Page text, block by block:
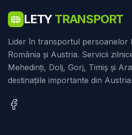
LETY TRANSPORT
Lider în transportul persoanelor
România și Austria. Servicii
Mehedinți, Dolj, Gorj, Timiș și
destinațiile importante din Austria.